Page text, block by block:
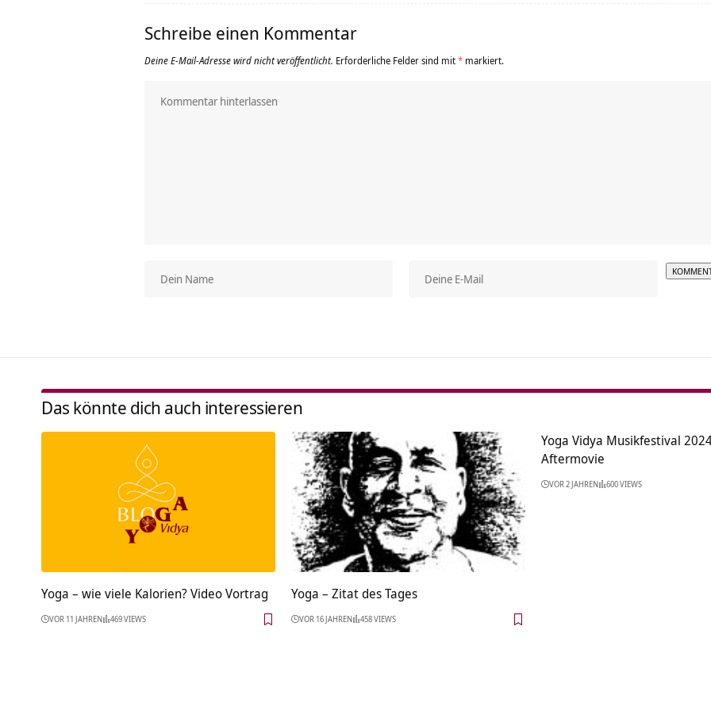
Schreibe einen Kommentar
Deine E-Mail-Adresse wird nicht veröffentlicht. Erforderliche Felder sind mit* markiert.
Das könnte dich auch interessieren
Yoga – wie viele Kalorien? Video Vortrag
VOR 11 JAHREN 469 VIEWS
Yoga – Zitat des Tages
VOR 16 JAHREN 458 VIEWS
Yoga Vidya Musikfestival
Aftermovie
VOR 2 JAHREN 600 VIEWS